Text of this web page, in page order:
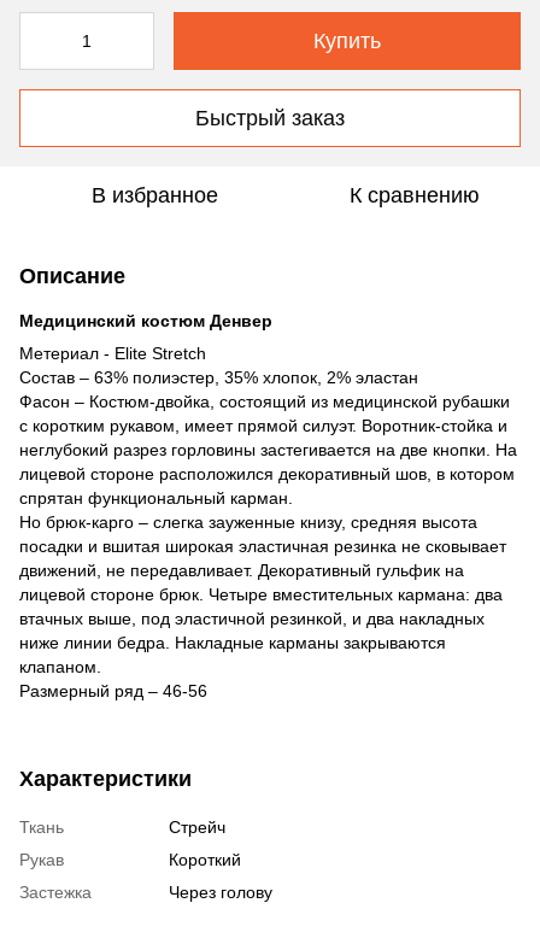
Купить
Быстрый заказ
В избранное К сравнению
Описание
Медицинский костюм Денвер
Метериал - Elite Stretch
Состав – 63% полиэстер, 35% хлопок, 2% эластан
Фасон – Костюм-двойка, состоящий из медицинской рубашки
с коротким рукавом, имеет прямой силуэт. Воротник-стойка и
неглубокий разрез горловины застегивается на две кнопки. На
лицевой стороне расположился декоративный шов, в котором
спрятан функциональный карман.
Но брюк-карго – слегка зауженные книзу, средняя высота
посадки и вшитая широкая эластичная резинка не сковывает
движений, не передавливает. Декоративный гульфик на
лицевой стороне брюк. Четыре вместительных кармана: два
втачных выше, под эластичной резинкой, и два накладных
ниже линии бедра. Накладные карманы закрываются
клапаном.
Размерный ряд – 46-56
Характеристики
Ткань
Стрейч
Рукав
Короткий
Застежка
Через голову